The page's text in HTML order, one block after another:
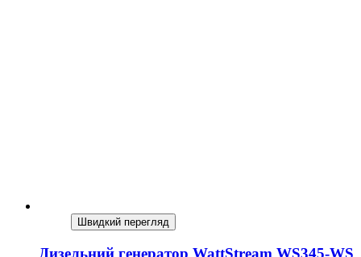
Швидкий перегляд
Дизельний генератор WattStream WS345-WS